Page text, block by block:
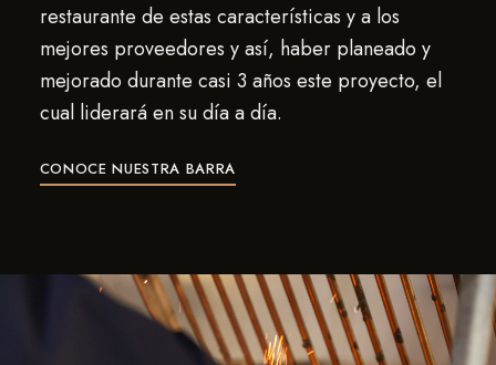
restaurante de estas características y a los
mejores proveedores y así, haber planeado y
mejorado durante casi 3 años este proyecto, el
cual liderará en su día a día.
CONOCE NUESTRA BARRA